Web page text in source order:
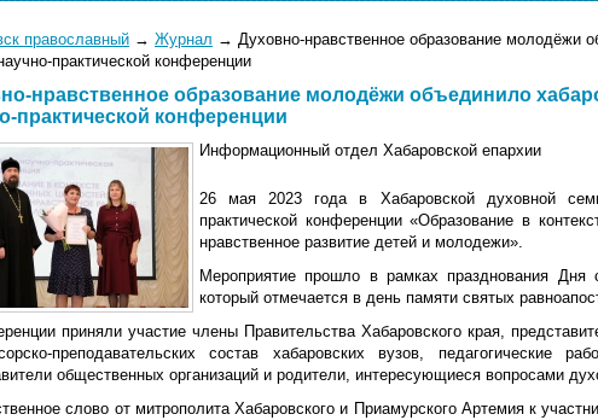
православный → Журнал → Духовно-нравственное образование молодёжи
практической конференции
нравственное образование молодёжи объединило
практической конференции
Информационный отдел Хабаровской епархии
26 мая 2023 года в Хабаровской духовной
практической конференции «Образование в
нравственное развитие детей и молодежи».
Мероприятие прошло в рамках празднования Дня
который отмечается в день памяти святых
приняли участие члены Правительства Хабаровского края,
преподавательских состав хабаровских вузов, педагогические
общественных организаций и родители, интересующиеся вопросами
слово от митрополита Хабаровского и Приамурского Артемия к